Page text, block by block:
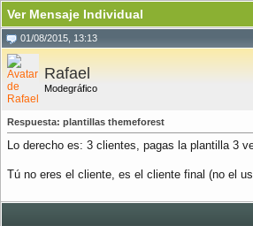
Ver Mensaje Individual
01/08/2015, 13:13
Rafael
Modegráfico
Respuesta: plantillas themeforest
Lo derecho es: 3 clientes, pagas la plantilla 3
Tú no eres el cliente, es el cliente final (no el